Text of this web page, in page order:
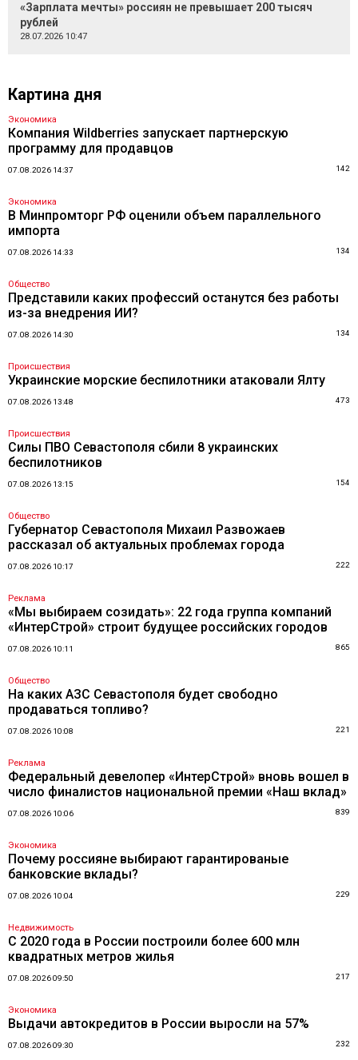
«Зарплата мечты» россиян не превышает 200 тысяч
рублей
28.07.2026 10:47
Картина дня
Экономика
Компания Wildberries запускает партнерскую
программу для продавцов
07.08.2026 14:37 142
Экономика
В Минпромторг РФ оценили объем параллельного
импорта
07.08.2026 14:33 134
Общество
Представили каких профессий останутся без работы
из-за внедрения ИИ?
07.08.2026 14:30 134
Происшествия
Украинские морские беспилотники атаковали Ялту
07.08.2026 13:48 473
Происшествия
Силы ПВО Севастополя сбили 8 украинских
беспилотников
07.08.2026 13:15 154
Общество
Губернатор Севастополя Михаил Развожаев
рассказал об актуальных проблемах города
07.08.2026 10:17 222
Реклама
«Мы выбираем созидать»: 22 года группа компаний
«ИнтерСтрой» строит будущее российских городов
07.08.2026 10:11 865
Общество
На каких АЗС Севастополя будет свободно
продаваться топливо?
07.08.2026 10:08 221
Реклама
Федеральный девелопер «ИнтерСтрой» вновь вошел в
число финалистов национальной премии «Наш вклад»
07.08.2026 10:06 839
Экономика
Почему россияне выбирают гарантированые
банковские вклады?
07.08.2026 10:04 229
Недвижимость
С 2020 года в России построили более 600 млн
квадратных метров жилья
07.08.2026 09:50 217
Экономика
Выдачи автокредитов в России выросли на 57%
07.08.2026 09:30 232